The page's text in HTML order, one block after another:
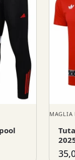
MAGLIA